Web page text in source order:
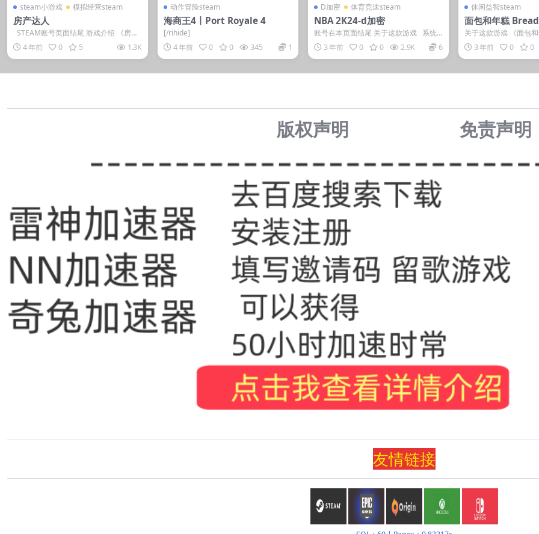
steam小游戏
模拟经营steam
房产达人
STEAM账号页面结尾 游戏介绍 《房产
达人》是一款由Empyre...
4 年前 0 5 1.3K
动作冒险steam
海商王4丨Port Royale 4
[/rihide]
4 年前
0 0 345 1
D加密
体育竞速steam
NBA 2K24-d加密
账号在本页面结尾 关于这款游戏 系统
需求 最低配置: 需要 64 ...
3 年前 0 0 2.9K 6
休闲益智steam
面包和年糕
关于这款游戏 《面包
公司发行的一款富有
动作...3 年前 0 0
版权声明 免责声明
友情链接